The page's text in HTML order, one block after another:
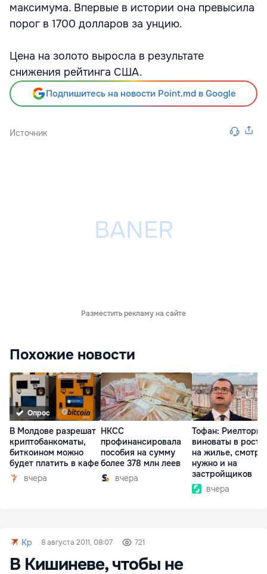
максимума. Впервые в истории она превысила
порог в 1700 долларов за унцию.
Цена на золото выросла в результате
снижения рейтинга США.
Подпишитесь на новости Point.md в Google
Источник
Разместить рекламу на сайте
Похожие новости
Опрос
В Молдове разрешат
криптобанкоматы,
биткоином можно
будет платить в кафе
вчера
НКСС
профинансировала
пособия на сумму
более 378 млн леев
вчера
Тофан: Риелторы
виноваты в росте
на жилье,
нужно и на
застройщиков
вчера
Kp 8 августа 2011, 08:07 721
В Кишиневе, чтобы не